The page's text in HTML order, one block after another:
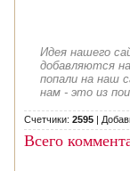
Идея нашего
добавляются
попали на наш
нам - это из
Счетчики:2595 |
Всего